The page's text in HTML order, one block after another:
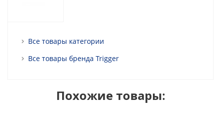
Все товары категории
Все товары бренда Trigger
Похожие товары: